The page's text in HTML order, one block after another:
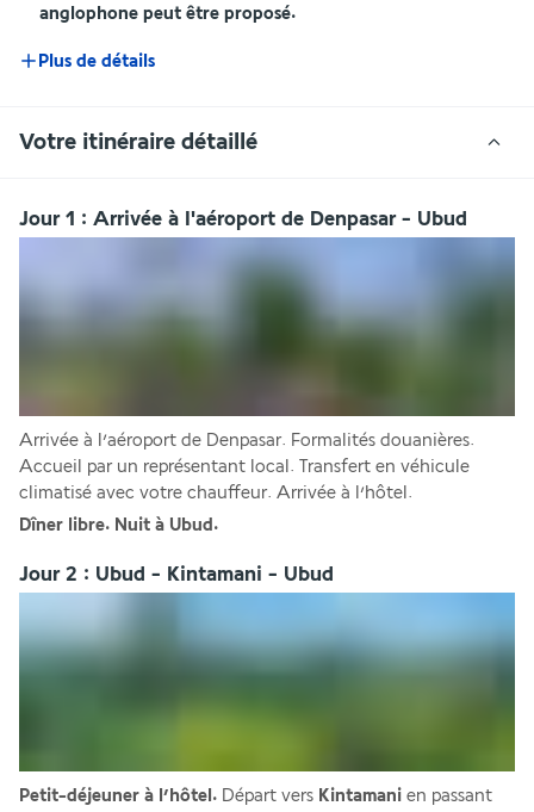
anglophone peut être proposé.
Plus de détails
Votre itinéraire détaillé
Jour 1 : Arrivée à l'aéroport de Denpasar - Ubud
Arrivée à l’aéroport de Denpasar. Formalités douanières.
Accueil par un représentant local. Transfert en véhicule
climatisé avec votre chauffeur. Arrivée à l’hôtel.
Dîner libre. Nuit à Ubud.
Jour 2 : Ubud - Kintamani - Ubud
Petit-déjeuner à l’hôtel. Départ vers Kintamani en passant